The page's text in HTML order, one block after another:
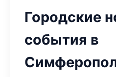
Городские
события в